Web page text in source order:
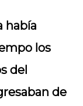
había
los
del
de